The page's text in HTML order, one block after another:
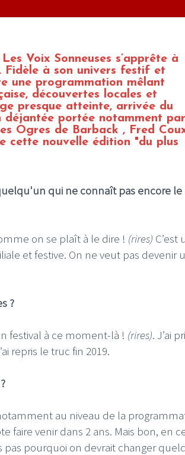
Voix Sonneuses s’apprête à
Fidèle à son univers festif et
une programmation mêlant
découvertes locales et
presque atteinte, arrivée du
déjantée portée notamment par
Ogres de Barback , Fred
cette nouvelle édition "du plus
qui ne connaît pas encore le
on se plaît à le dire ! (rires) C’est
et festive. On ne veut pas devenir
?
festival à ce moment-là ! (rires). J’ai
repris le truc fin 2019.
au niveau de la
faire venir dans 2 ans. Mais bon, en
pourquoi on devrait changer